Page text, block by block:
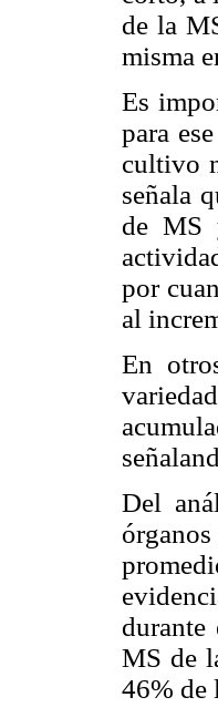
de la
misma
Es
para
cultivo
señala
de MS
por
al
En
Del
MS de
46% de